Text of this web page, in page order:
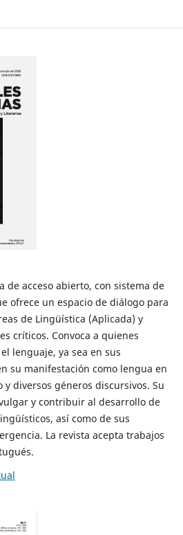
de acceso abierto, con sistema de
ofrece un espacio de diálogo para
de Lingüística (Aplicada) y
críticos. Convoca a quienes
lenguaje, ya sea en sus
su manifestación como lengua en
y diversos géneros discursivos. Su
y contribuir al desarrollo de
así como de sus
La revista acepta trabajos